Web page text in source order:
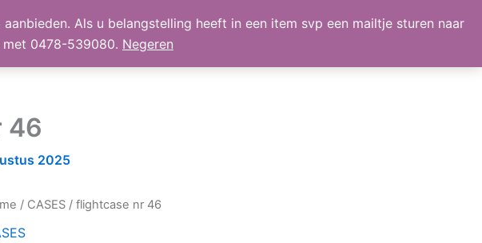
Als u belangstelling heeft in een item svp een mailtje sturen naar
met 0478-539080. Negeren
Shop Winkelmand Mijn Account Nieuws retour
46
2025
/ CASES / flightcase nr 46